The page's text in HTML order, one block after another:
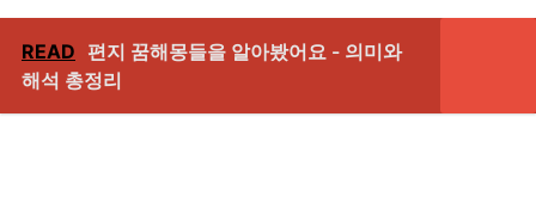
READ 편지 꿈해몽들을 알아봤어요 - 의미와
해석 총정리